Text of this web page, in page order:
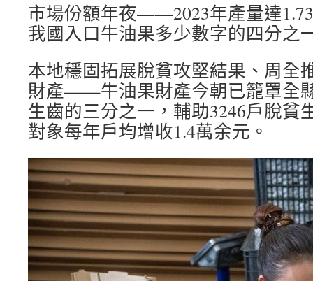
市場份額年夜——2023年產量達
我國入口牛油果多少數字的四分之
本地穩固拓展脫貧攻堅結果、周全
財產——牛油果財產今朝已籠罩全
生齒的三分之一，輔助3246戶脫貧
對象每年戶均增收1.4萬余元。